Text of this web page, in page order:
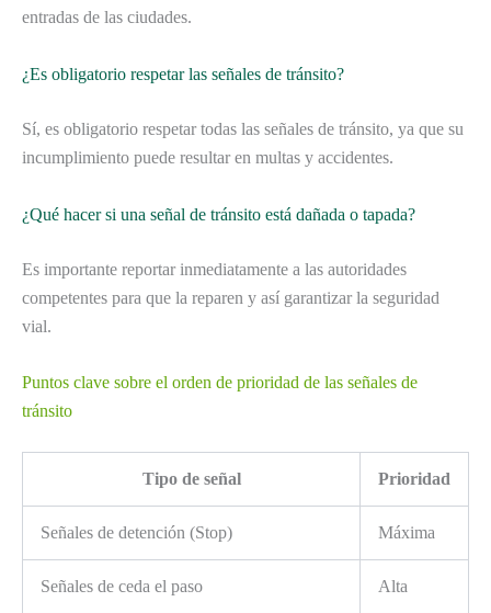
entradas de las ciudades.
¿Es obligatorio respetar las señales de tránsito?
Sí, es obligatorio respetar todas las señales de tránsito, ya que su
incumplimiento puede resultar en multas y accidentes.
¿Qué hacer si una señal de tránsito está dañada o tapada?
Es importante reportar inmediatamente a las autoridades
competentes para que la reparen y así garantizar la seguridad
vial.
Puntos clave sobre el orden de prioridad de las señales de
tránsito
Tipo de señal Prioridad
Señales de detención (Stop) Máxima
Señales de ceda el paso Alta